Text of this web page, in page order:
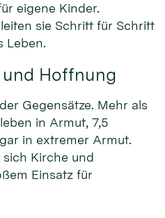
eigene Kinder.
sie Schritt für Schritt
Leben.
Hoffnung
Gegensätze. Mehr als
in Armut, 7,5
in extremer Armut.
Kirche und
Einsatz für